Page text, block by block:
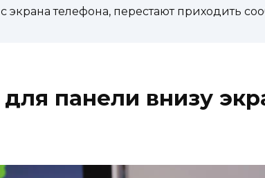
экрана телефона, перестают приходить
панели внизу